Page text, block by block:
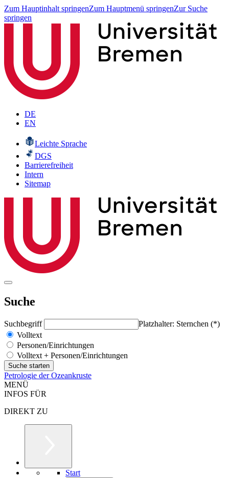
Zum Hauptinhalt springenZum Hauptmenü springenZur Suche
springen
DE
EN
Leichte Sprache
DGS
Barrierefreiheit
Intern
Sitemap
Suche
Suchbegriff
Platzhalter: Sternchen (*)
Volltext
Personen/Einrichtungen
Volltext + Personen/Einrichtungen
Petrologie der Ozeankruste
MENÜ
INFOS FÜR
DIREKT ZU
Start